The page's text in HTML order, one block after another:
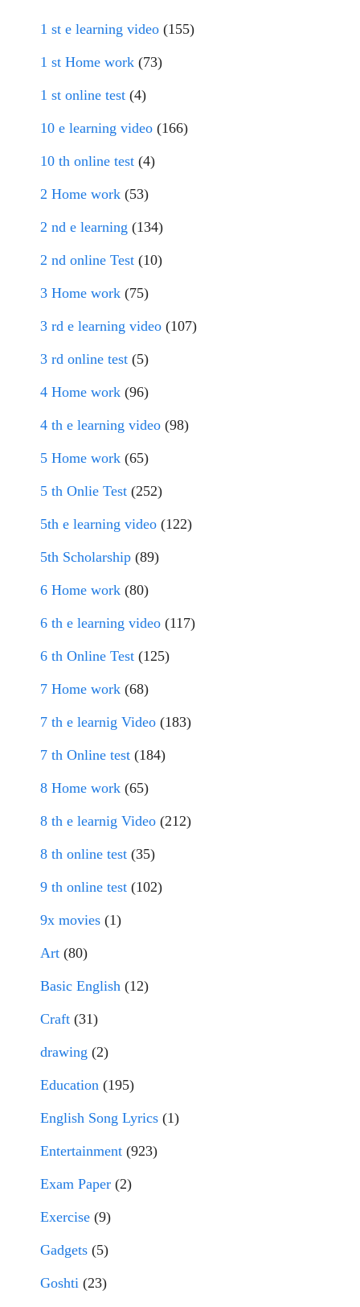
1 st e learning video (155)
1 st Home work (73)
1 st online test (4)
10 e learning video (166)
10 th online test (4)
2 Home work (53)
2 nd e learning (134)
2 nd online Test (10)
3 Home work (75)
3 rd e learning video (107)
3 rd online test (5)
4 Home work (96)
4 th e learning video (98)
5 Home work (65)
5 th Onlie Test (252)
5th e learning video (122)
5th Scholarship (89)
6 Home work (80)
6 th e learning video (117)
6 th Online Test (125)
7 Home work (68)
7 th e learnig Video (183)
7 th Online test (184)
8 Home work (65)
8 th e learnig Video (212)
8 th online test (35)
9 th online test (102)
9x movies (1)
Art (80)
Basic English (12)
Craft (31)
drawing (2)
Education (195)
English Song Lyrics (1)
Entertainment (923)
Exam Paper (2)
Exercise (9)
Gadgets (5)
Goshti (23)